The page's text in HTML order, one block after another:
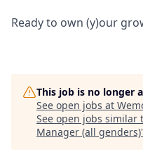
Ready to own (y)our
This job is no longer
See open jobs at
See open jobs similar
Manager (all genders)